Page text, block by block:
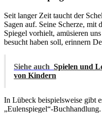
Seit langer Zeit taucht der
Sagen auf. Seine Scherze, mit
Spiegel vorhielt, amüsieren
besucht haben soll, erinnern
Siehe auch Spielen und
von Kindern
In Lübeck beispielsweise gibt
„Eulenspiegel“-